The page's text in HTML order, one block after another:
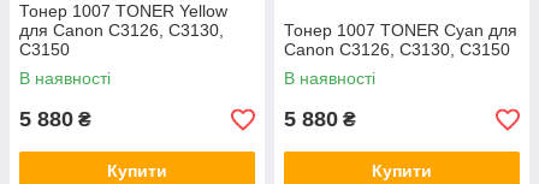
Тонер 1007 TONER Yellow
для Canon C3126, C3130,
C3150
В наявності
5 880 ₴
Купити
Тонер 1007 TONER Cyan для
Canon C3126, C3130, C3150
В наявності
5 880 ₴
Купити